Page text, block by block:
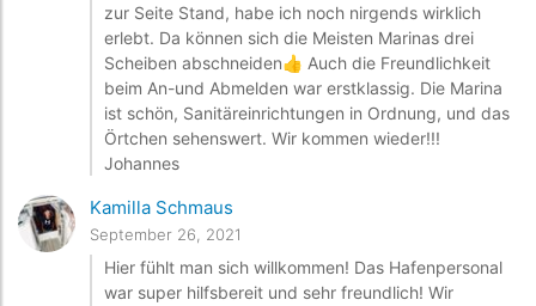
zur Seite Stand, habe ich noch nirgends wirklich
erlebt. Da können sich die Meisten Marinas drei
Scheiben abschneiden👍 Auch die Freundlichkeit
beim An-und Abmelden war erstklassig. Die Marina
ist schön, Sanitäreinrichtungen in Ordnung, und das
Örtchen sehenswert. Wir kommen wieder!!!
Johannes
Kamilla Schmaus
September 26, 2021
Hier fühlt man sich willkommen! Das Hafenpersonal
war super hilfsbereit und sehr freundlich! Wir